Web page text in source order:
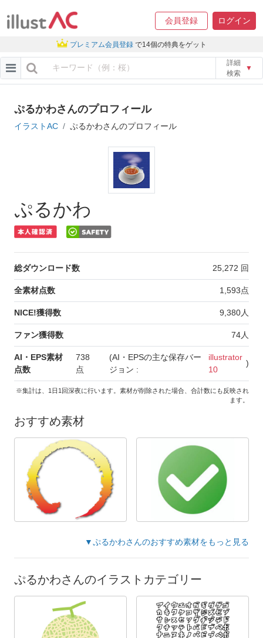
会員登録 ログイン
プレミアム会員登録 で14個の特典をゲット
詳細
検索
▼
ぷるかわさんのプロフィール
イラストAC ぷるかわさんのプロフィール
ぷるかわ
総ダウンロード数 25,272 回
全素材点数 1,593点
NICE!獲得数 9,380人
ファン獲得数 74人
AI・EPS素材
点数
738
点
(AI・EPSの主な保存バー
ジョン :
illustrator
10
)
※集計は、1日1回深夜に行います。素材が削除された場合、合計数にも反映され
ます。
おすすめ素材
▼ぷるかわさんのおすすめ素材をもっと見る
ぷるかわさんのイラストカテゴリー